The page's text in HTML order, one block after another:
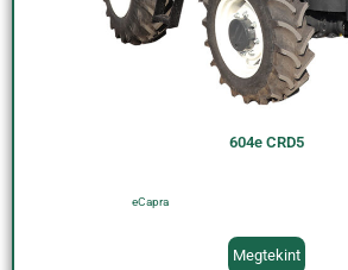
604e CRD5
eCapra
Megtekint